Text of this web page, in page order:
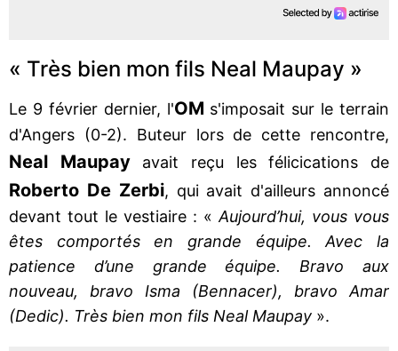
« Très bien mon fils Neal Maupay »
Le 9 février dernier, l'OM s'imposait sur le terrain
d'Angers (0-2). Buteur lors de cette rencontre,
Neal Maupayavait reçu les félicications de
Roberto De Zerbi, qui avait d'ailleurs annoncé
devant tout le vestiaire : « Aujourd’hui, vous vous
êtes comportés en grande équipe. Avec la
patience d’une grande équipe. Bravo aux
nouveau, bravo Isma (Bennacer), bravo Amar
(Dedic). Très bien mon fils Neal Maupay ».